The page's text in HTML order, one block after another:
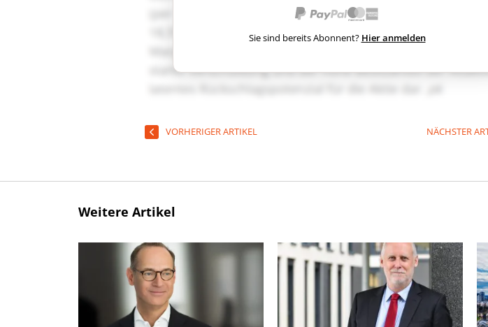
Sie sind bereits Abonnent? Hier anmelden
VORHERIGER ARTIKEL NÄCHSTER
Weitere Artikel